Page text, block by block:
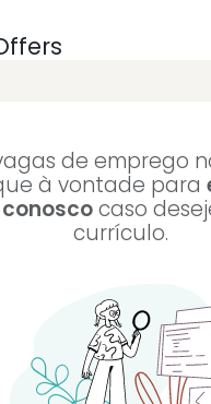
de emprego
à vontade para
caso
currículo.